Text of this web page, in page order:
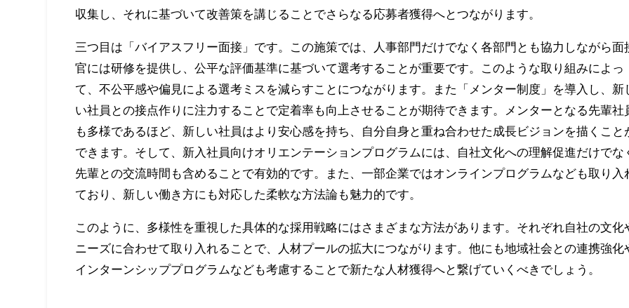
収集し、それに基づいて改善策を講じることでさらなる応募者獲得へとつながります。
三つ目は「バイアスフリー面接」です。この施策では、人事部門だけでなく各部門とも協力しながら面
官には研修を提供し、公平な評価基準に基づいて選考することが重要です。このような取り組みによっ
て、不公平感や偏見による選考ミスを減らすことにつながります。また「メンター制度」を導入し、新
い社員との接点作りに注力することで定着率も向上させることが期待できます。メンターとなる先輩社
も多様であるほど、新しい社員はより安心感を持ち、自分自身と重ね合わせた成長ビジョンを描くこと
できます。そして、新入社員向けオリエンテーションプログラムには、自社文化への理解促進だけでな
先輩との交流時間も含めることで有効的です。また、一部企業ではオンラインプログラムなども取り入
ており、新しい働き方にも対応した柔軟な方法論も魅力的です。
このように、多様性を重視した具体的な採用戦略にはさまざまな方法があります。それぞれ自社の文化
ニーズに合わせて取り入れることで、人材プールの拡大につながります。他にも地域社会との連携強化
インターンシッププログラムなども考慮することで新たな人材獲得へと繋げていくべきでしょう。